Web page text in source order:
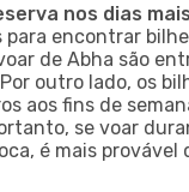
nos dias
para encontrar
de Abha são
outro lado, os
aos fins de
se voar
é mais provável